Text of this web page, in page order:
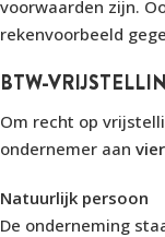
voorwaarden zijn.
rekenvoorbeeld
BTW-
Om recht op
ondernemer aan vier
Natuurlijk persoon
De onderneming